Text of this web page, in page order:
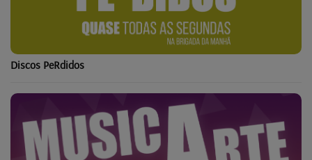
Discos PeRdidos